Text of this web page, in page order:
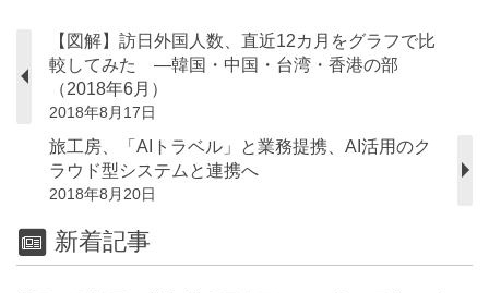
【図解】訪日外国人数、直近12カ月をグラフで比
較してみた ―韓国・中国・台湾・香港の部
（2018年6月）
2018年8月17日
旅工房、「AIトラベル」と業務提携、AI活用のク
ラウド型システムと連携へ
2018年8月20日
新着記事